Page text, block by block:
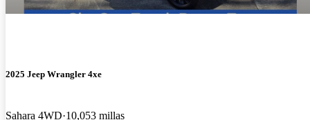
2025 Jeep Wrangler 4xe
Sahara 4WD 10,053 millas